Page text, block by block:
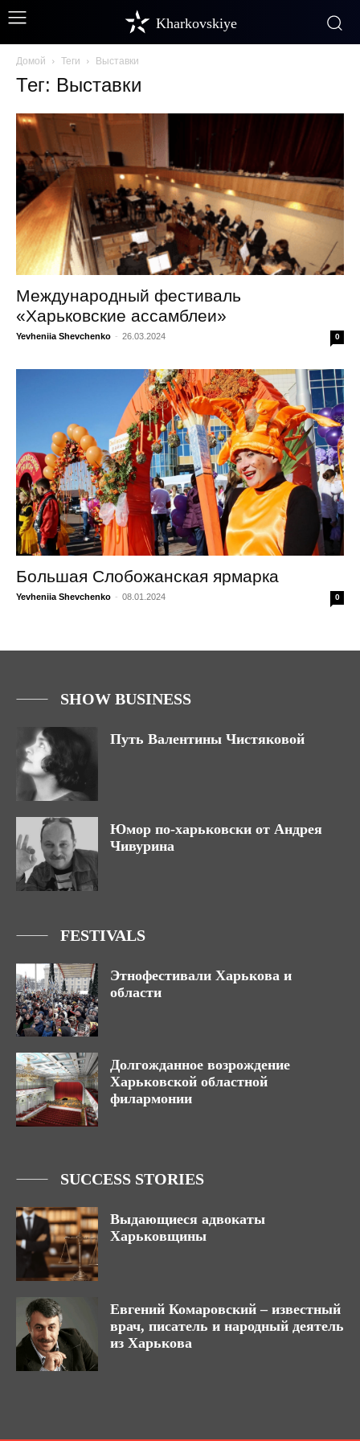
Kharkovskiye
Домой Теги Выставки
Тег: Выставки
Международный фестиваль
«Харьковские ассамблеи»
Yevheniia Shevchenko - 26.03.2024 0
Большая Слобожанская ярмарка
Yevheniia Shevchenko - 08.01.2024 0
SHOW BUSINESS
Путь Валентины Чистяковой
Юмор по-харьковски от Андрея
Чивурина
FESTIVALS
Этнофестивали Харькова и
области
Долгожданное возрождение
Харьковской областной
филармонии
SUCCESS STORIES
Выдающиеся адвокаты
Харьковщины
Евгений Комаровский – известный
врач, писатель и народный деятель
из Харькова